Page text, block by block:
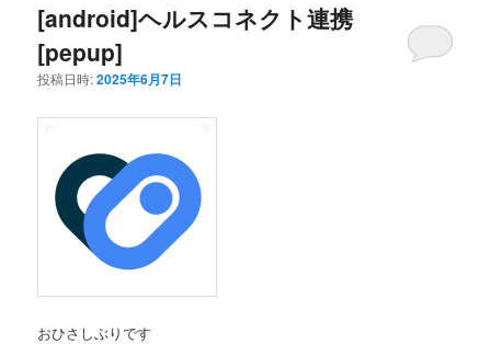
[android]ヘルスコネクト連携
[pepup]
投稿日時:2025年6月7日
おひさしぶりです